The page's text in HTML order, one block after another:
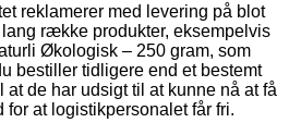
reklamerer med levering på blot
række produkter, eksempelvis
Økologisk – 250 gram, som
bestiller tidligere end et bestemt
at de har udsigt til at kunne nå at få
for at logistikpersonalet får fri.